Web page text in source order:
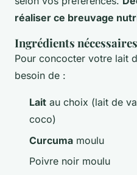
réaliser ce breuvage
Ingrédients nécessaires
Pour concocter votre lait
besoin de :
Lait au choix (lait de
coco)
Curcuma moulu
Poivre noir moulu